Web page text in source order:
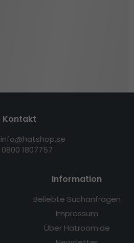
Kontakt
0800 1807757
Information
Beliebte Suchanfragen
Impressum
Über Hatroom.de